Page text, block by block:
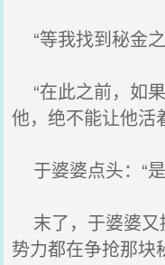
“等我找到秘金
“在此之前，如
他，绝不能让他活
于婆婆点头：“
末了，于婆婆又
势力都在争抢那块